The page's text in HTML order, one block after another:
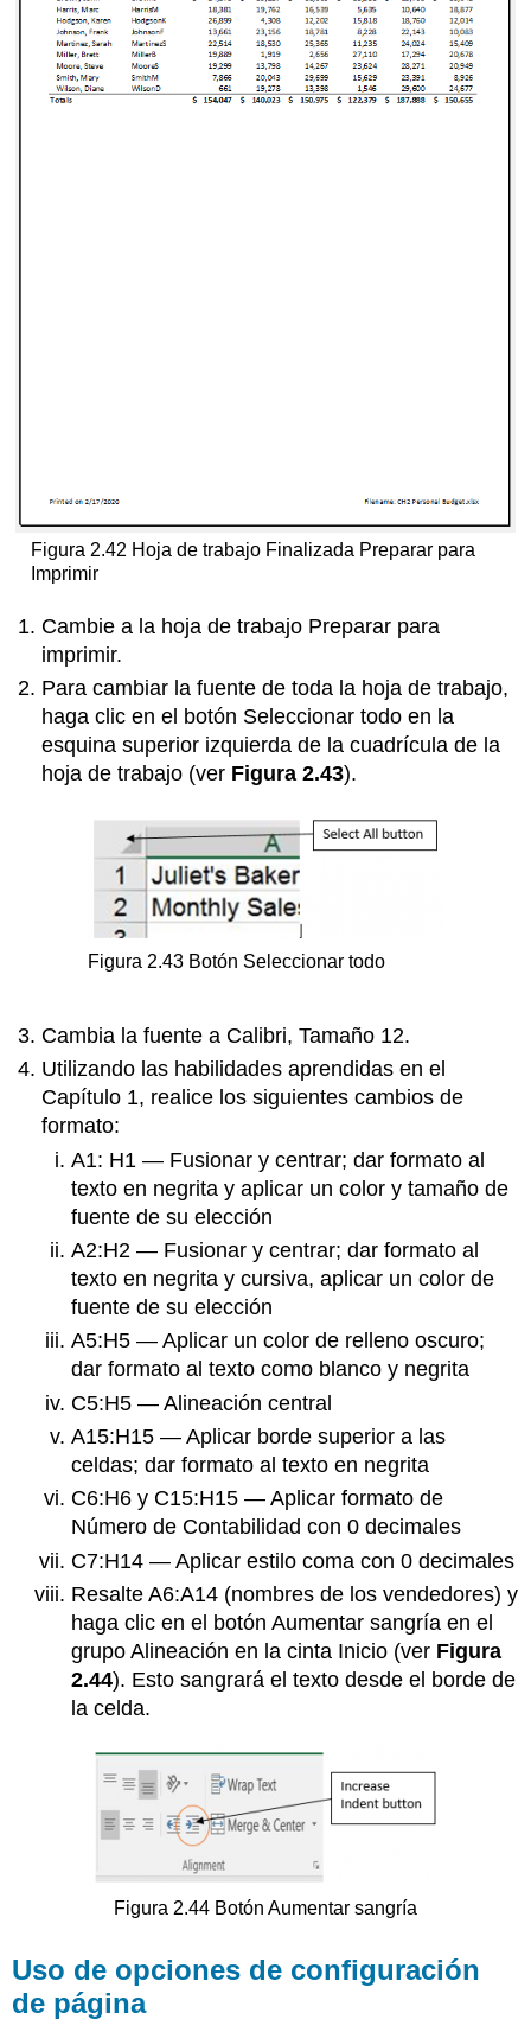
Figura 2.42 Hoja de trabajo Finalizada Preparar para
Imprimir
Cambie a la hoja de trabajo Preparar para
imprimir.
Para cambiar la fuente de toda la hoja de trabajo,
haga clic en el botón Seleccionar todo en la
esquina superior izquierda de la cuadrícula de la
hoja de trabajo (ver Figura 2.43).
Figura 2.43 Botón Seleccionar todo
Cambia la fuente a Calibri, Tamaño 12.
Utilizando las habilidades aprendidas en el
Capítulo 1, realice los siguientes cambios de
formato:
A1: H1 — Fusionar y centrar; dar formato al
texto en negrita y aplicar un color y tamaño de
fuente de su elección
A2:H2 — Fusionar y centrar; dar formato al
texto en negrita y cursiva, aplicar un color de
fuente de su elección
A5:H5 — Aplicar un color de relleno oscuro;
dar formato al texto como blanco y negrita
C5:H5 — Alineación central
A15:H15 — Aplicar borde superior a las
celdas; dar formato al texto en negrita
C6:H6 y C15:H15 — Aplicar formato de
Número de Contabilidad con 0 decimales
C7:H14 — Aplicar estilo coma con 0 decimales
Resalte A6:A14 (nombres de los vendedores) y
haga clic en el botón Aumentar sangría en el
grupo Alineación en la cinta Inicio (ver Figura
2.44). Esto sangrará el texto desde el borde de
la celda.
Figura 2.44 Botón Aumentar sangría
Uso de opciones de configuración
de página